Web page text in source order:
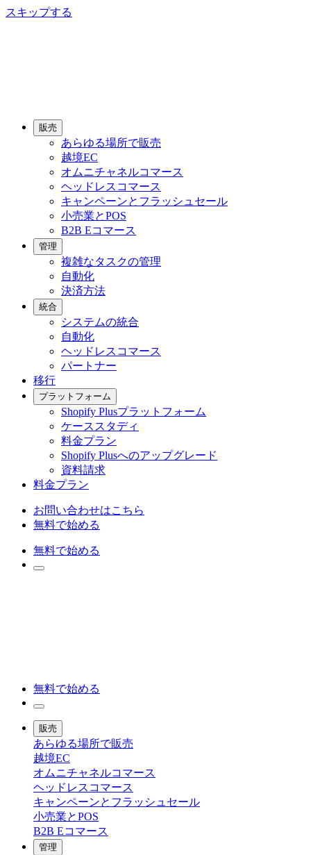
スキップする
販売
あらゆる場所で販売
越境EC
オムニチャネルコマース
ヘッドレスコマース
キャンペーンとフラッシュセール
小売業とPOS
B2B Eコマース
管理
複雑なタスクの管理
自動化
決済方法
統合
システムの統合
自動化
ヘッドレスコマース
パートナー
移行
プラットフォーム
Shopify Plusプラットフォーム
ケーススタディ
料金プラン
Shopify Plusへのアップグレード
資料請求
料金プラン
お問い合わせはこちら
無料で始める
無料で始める
無料で始める
販売
あらゆる場所で販売
越境EC
オムニチャネルコマース
ヘッドレスコマース
キャンペーンとフラッシュセール
小売業とPOS
B2B Eコマース
管理